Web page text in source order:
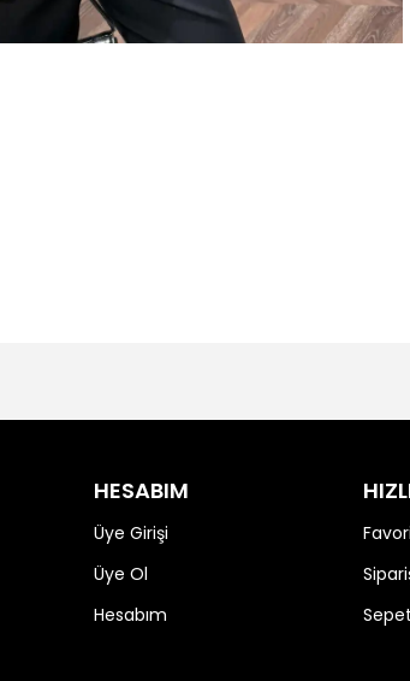
HESABIM
Üye Girişi
Üye Ol
Hesabım